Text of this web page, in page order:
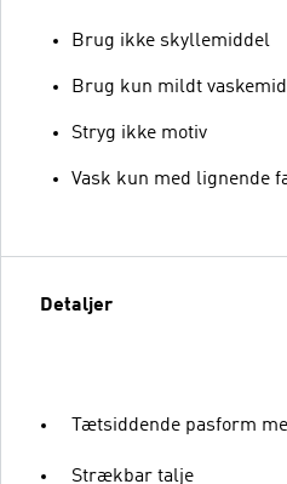
Brug ikke skyllemiddel
Brug kun mildt
Stryg ikke motiv
Vask kun med lignende
Detaljer
Tætsiddende pasform
Strækbar talje